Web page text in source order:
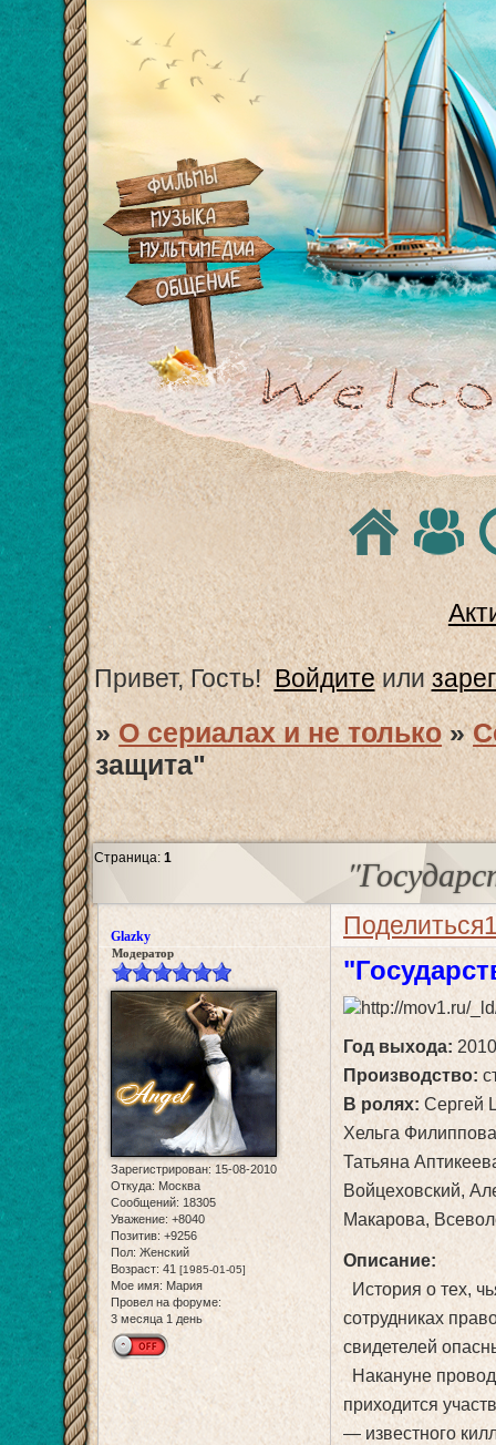
Привет, Гость! Войдитеили
»О сериалах и не только »
защита"
Страница:1
Поделиться
Glazky
Модератор
Зарегистрирован: 15-08-2010
Откуда: Москва
Сообщений: 18305
Уважение: +8040
Позитив: +9256
Пол: Женский
Возраст: 41 [1985-01-05]
Мое имя: Мария
Провел на форуме:
3 месяца 1 день
Год выхода:
Производство:
В ролях: Сергей
Хельга
Татьяна
Войцеховский,
Макарова,
Описание:
История о тех,
сотрудниках
свидетелей
Накануне
приходится
— известного